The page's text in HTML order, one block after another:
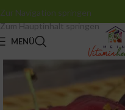
Zur Navigation springen
Zum Hauptinhalt springen
MENÜ